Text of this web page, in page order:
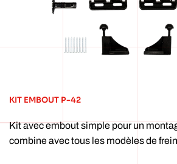
KIT EMBOUT P-42
Kit avec embout simple pour un
combine avec tous les modèles de